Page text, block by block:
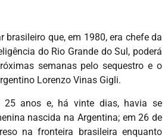
brasileiro que, em 1980, era chefe da
do Rio Grande do Sul, poderá
semanas pelo sequestro e o
Lorenzo Vinas Gigli.
25 anos e, há vinte dias, havia se
nascida na Argentina; em 26 de
na fronteira brasileira enquanto